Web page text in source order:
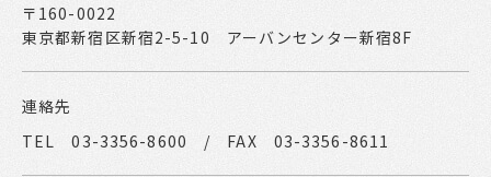
〒160-0022
東京都新宿区新宿2-5-10 アーバンセンター新宿8F
連絡先
TEL 03-3356-8600 / FAX 03-3356-8611